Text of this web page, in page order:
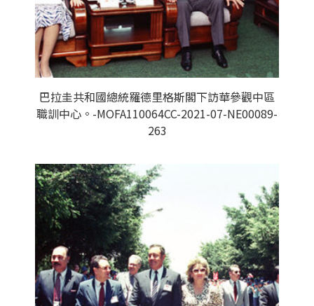
巴拉圭共和國總統羅德里格斯閣下訪華參觀中區
職訓中心。-MOFA110064CC-2021-07-NE00089-
263